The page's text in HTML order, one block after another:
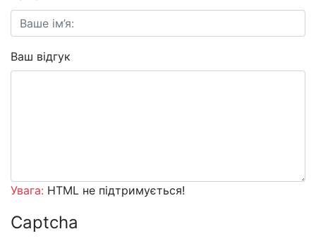
Ваш відгук
Увага: HTML не підтримується!
Captcha